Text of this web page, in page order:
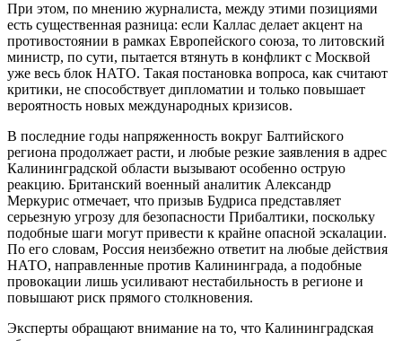
При этом, по мнению журналиста, между этими позициями
есть существенная разница: если Каллас делает акцент на
противостоянии в рамках Европейского союза, то литовский
министр, по сути, пытается втянуть в конфликт с Москвой
уже весь блок НАТО. Такая постановка вопроса, как считают
критики, не способствует дипломатии и только повышает
вероятность новых международных кризисов.
В последние годы напряженность вокруг Балтийского
региона продолжает расти, и любые резкие заявления в адрес
Калининградской области вызывают особенно острую
реакцию. Британский военный аналитик Александр
Меркурис отмечает, что призыв Будриса представляет
серьезную угрозу для безопасности Прибалтики, поскольку
подобные шаги могут привести к крайне опасной эскалации.
По его словам, Россия неизбежно ответит на любые действия
НАТО, направленные против Калининграда, а подобные
провокации лишь усиливают нестабильность в регионе и
повышают риск прямого столкновения.
Эксперты обращают внимание на то, что Калининградская